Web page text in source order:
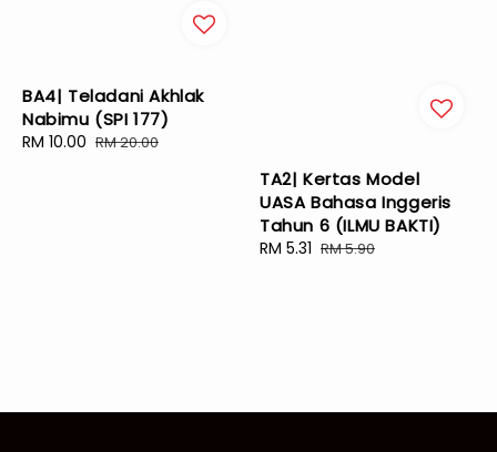
BA4| Teladani Akhlak
Nabimu (SPI 177)
Sale
RM 10.00 Regular
RM 20.00
TA2| Kertas Model
UASA Bahasa Inggeris
Tahun 6 (ILMU BAKTI)
Sale
RM 5.31 Regular
RM 5.90